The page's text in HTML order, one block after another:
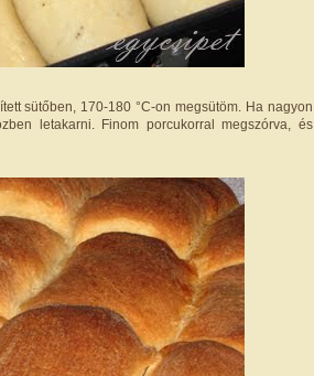
sütőben, 170-180 °C-on megsütöm. Ha nagyon
letakarni. Finom porcukorral megszórva, és